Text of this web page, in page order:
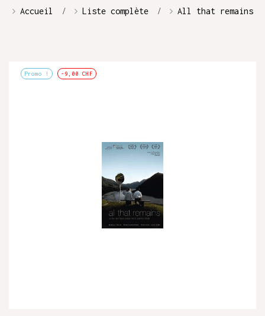
Accueil Liste complète All that remains
Promo ! -9,00 CHF